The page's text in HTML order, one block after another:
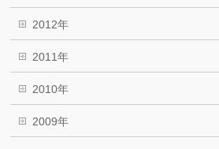
2012年
2011年
2010年
2009年